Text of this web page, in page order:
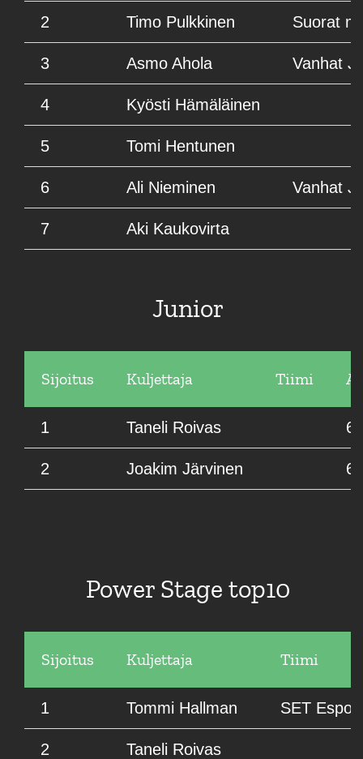
2 Timo Pulkkinen Suorat
3 Asmo Ahola Vanhat
4 Kyösti Hämäläinen
5 Tomi Hentunen
6 Ali Nieminen Vanhat
7 Aki Kaukovirta
Junior
Sijoitus Kuljettaja Tiimi
1 Taneli Roivas
2 Joakim Järvinen
Power Stage top10
Sijoitus Kuljettaja Tiimi
1 Tommi Hallman SET
2 Taneli Roivas